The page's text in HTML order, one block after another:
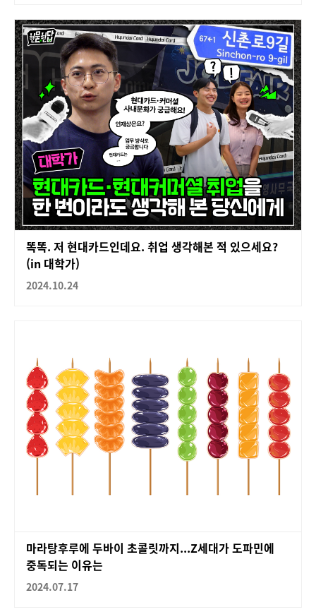
똑똑. 저 현대카드인데요. 취업 생각해본 적 있으세요?
(in 대학가)
2024.10.24
마라탕후루에 두바이 초콜릿까지...Z세대가 도파민에
중독되는 이유는
2024.07.17